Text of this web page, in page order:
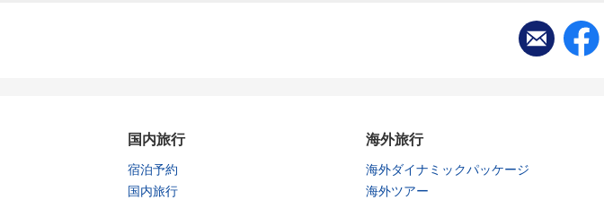
国内旅行
宿泊予約
国内旅行
海外旅行
海外ダイナミックパッケージ
海外ツアー